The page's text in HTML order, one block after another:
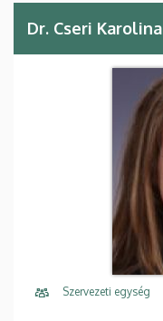
Dr. Cseri Karolina
Szervezeti egység